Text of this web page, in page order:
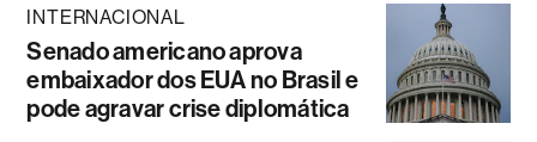
INTERNACIONAL
Senado americano aprova
embaixador dos EUA no Brasil e
pode agravar crise diplomática